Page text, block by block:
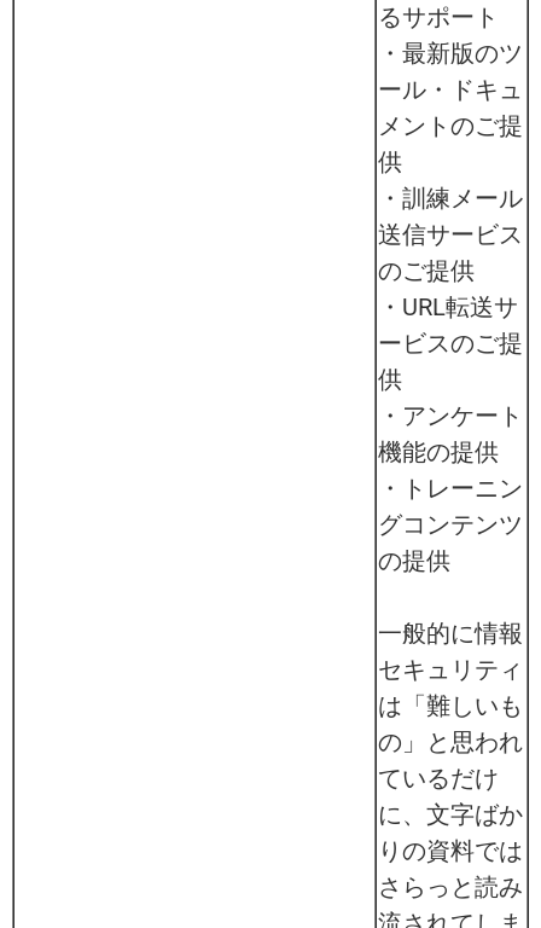
るサポート
・最新版のツ
ール・ドキュ
メントのご提
供
・訓練メール
送信サービス
のご提供
・URL転送サ
ービスのご提
供
・アンケート
機能の提供
・トレーニン
グコンテンツ
の提供
一般的に情報
セキュリティ
は「難しいも
の」と思われ
ているだけ
に、文字ばか
りの資料では
さらっと読み